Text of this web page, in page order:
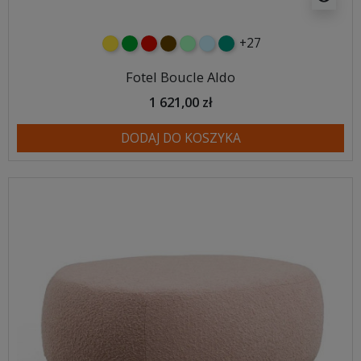
żółtyzielonyczerwony
czekoladowy
miętowybłękitny
turkusowy
+27
Fotel Boucle Aldo
1 621,00 zł
DODAJ DO KOSZYKA